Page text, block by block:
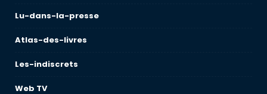
Lu-dans-la-presse
Atlas-des-livres
Les-indiscrets
Web TV